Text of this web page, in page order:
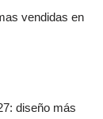
vendidas en
diseño más